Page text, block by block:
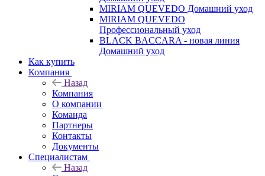
MIRIAM QUEVEDO Домашний уход
MIRIAM QUEVEDO
Профессиональный уход
BLACK BACCARA - новая линия
Домашний уход
Как купить
Компания
Назад
Компания
О компании
Команда
Партнеры
Контакты
Документы
Специалистам
Назад